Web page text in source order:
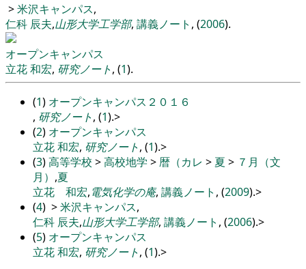
>米沢キャンパス,
仁科 辰夫,山形大学工学部, 講義ノート , (2006).
オープンキャンパス
立花和宏, 研究ノート, (1).
(1) オープンキャンパス２０１６
, 研究ノート, (1).>
(2) オープンキャンパス
立花和宏, 研究ノート, (1).>
(3)高等学校 >高校地学 > 暦（カレ > 夏 > ７月（文
月） ,夏
立花 和宏,電気化学の庵, 講義ノート , (2009).>
(4) >米沢キャンパス,
仁科 辰夫,山形大学工学部, 講義ノート , (2006).>
(5) オープンキャンパス
立花和宏, 研究ノート, (1).>